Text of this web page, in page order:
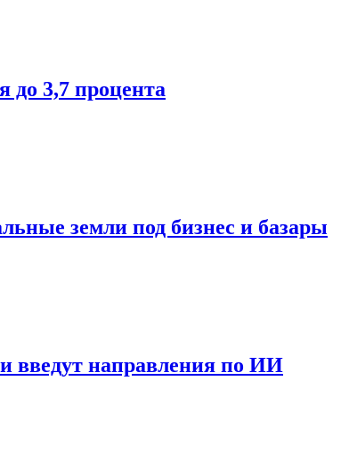
до 3,7 процента
земли под бизнес и базары
введут направления по ИИ